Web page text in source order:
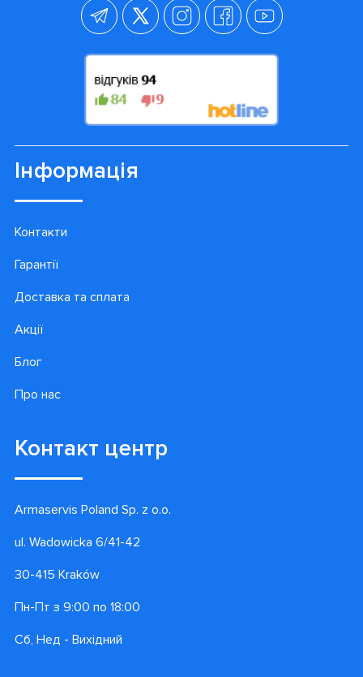
Інформація
Контакти
Гарантії
Доставка та сплата
Акції
Блог
Про нас
Контакт центр
Armaservis Poland Sp. z o.o.
ul. Wadowicka 6/41-42
30-415 Kraków
Пн-Пт з 9:00 по 18:00
Сб, Нед - Вихідний